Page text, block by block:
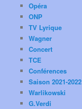
Opéra
ONP
TV Lyrique
Wagner
Concert
TCE
Conférences
Saison 2021-2022
Warlikowski
G.Verdi